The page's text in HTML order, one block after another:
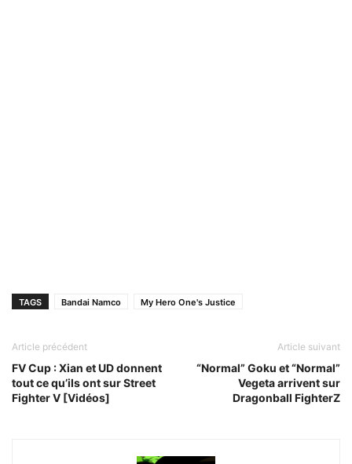
TAGS Bandai Namco My Hero One's Justice
Article précédent
FV Cup : Xian et UD donnent
tout ce qu’ils ont sur Street
Fighter V [Vidéos]
Article suivant
“Normal” Goku et “Normal”
Vegeta arrivent sur
Dragonball FighterZ